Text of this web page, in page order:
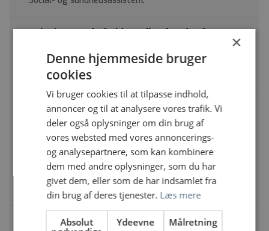
Relationsmedarbejdere til Orion dag/nat
Hillerød
Social- og sundhedsassistent
Social- og sundhedsassistent med hjerte for
psykiatri: sæt din sundhedsfaglige og
relationelle værktøjskasse i spil - vi er klar til
at tage imod dig!
Regionshospitalet Viborg | Søndersøparken, 1, 8800
Social- og sundhedsassistent
Social- og sundhedsassistent til Borgernær
×
Denne hjemmeside bruger
cookies
Vi bruger cookies til at tilpasse indhold,
annoncer og til at analysere vores trafik. Vi
deler også oplysninger om din brug af
vores websted med vores annoncerings-
og analysepartnere, som kan kombinere
dem med andre oplysninger, som du har
givet dem, eller som de har indsamlet fra
din brug af deres tjenester. Læs mere
Absolut
Ydeevne Målretning